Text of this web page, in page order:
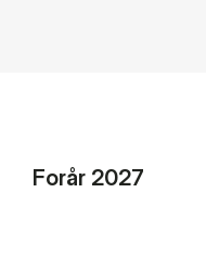
Forår 2027